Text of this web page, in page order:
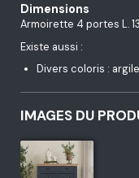
Dimensions
Armoirette 4 portes L.
Existe aussi :
Divers coloris :
IMAGES DU